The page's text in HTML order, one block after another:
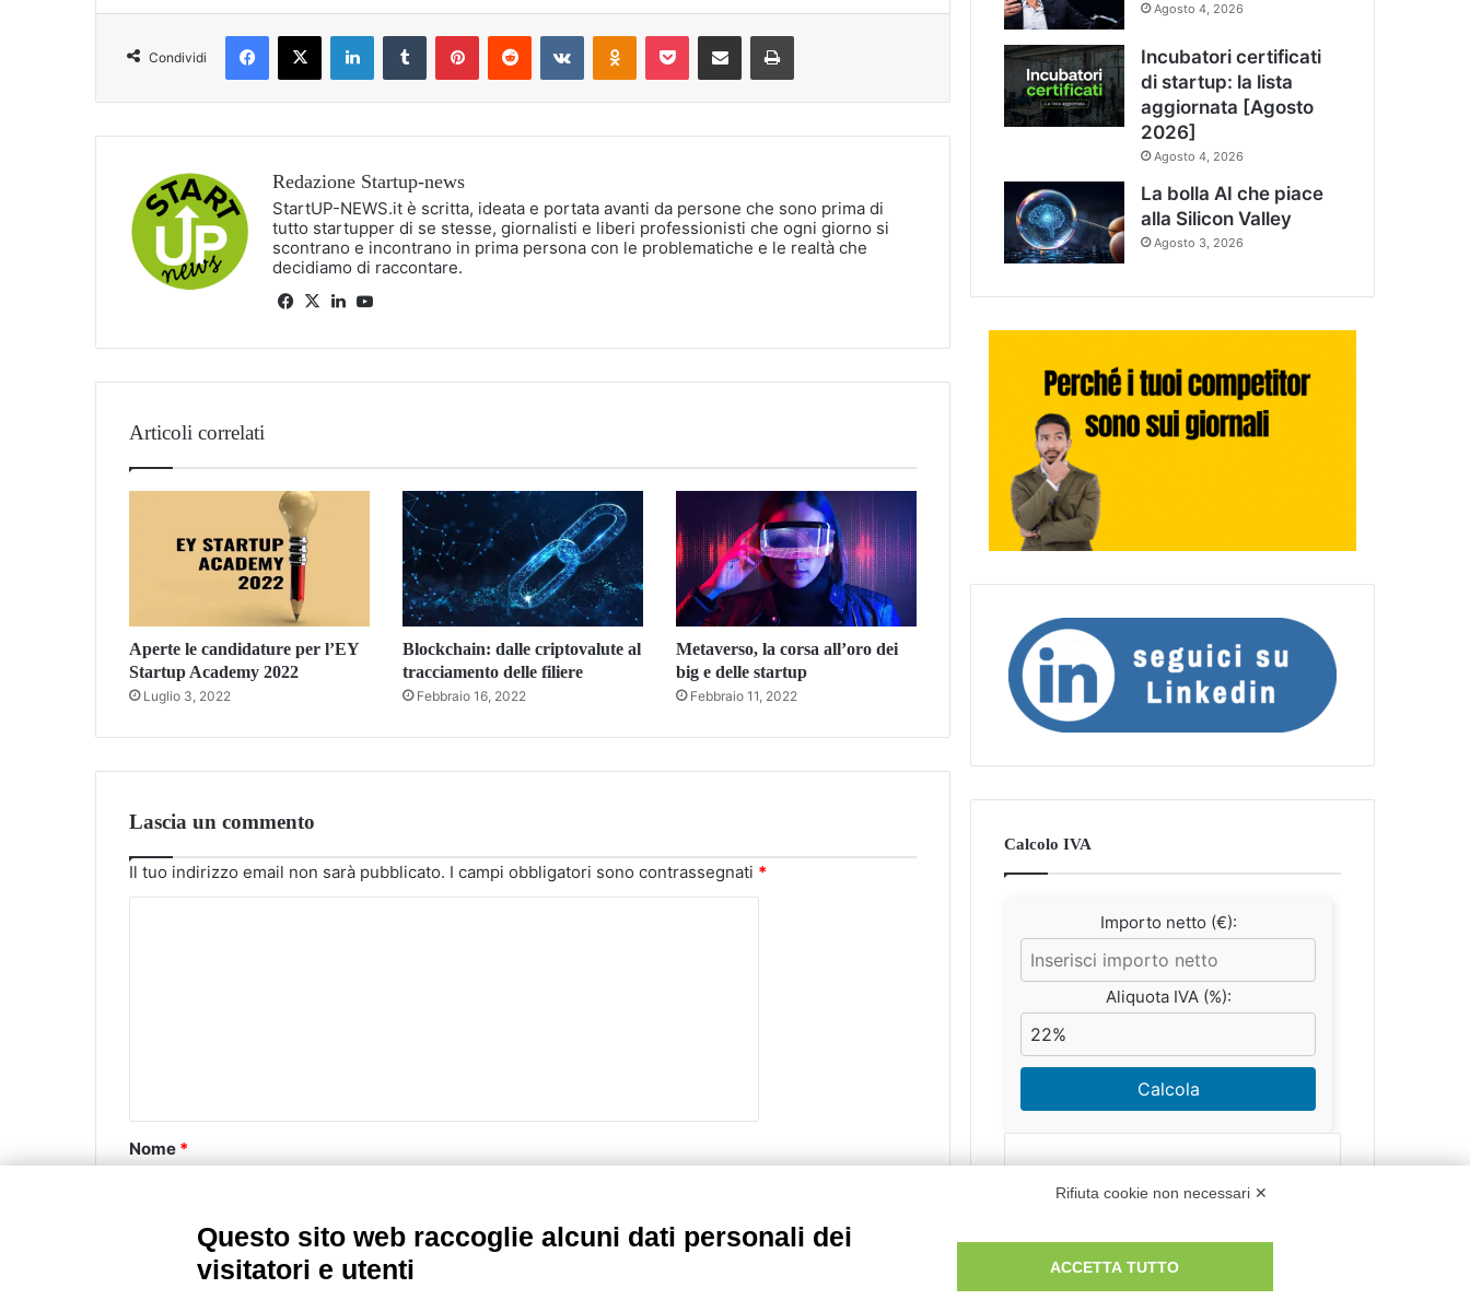
Condividi
Facebook
X LinkedInTumblrPinterestRedditVKontakteOdnoklassniki
PocketCondividi via Email Stampa
Redazione Startup-news
StartUP-NEWS.it è scritta, ideata e portata avanti da persone che sono prima di
tutto startupper di se stesse, giornalisti e liberi professionisti che ogni giorno si
scontrano e incontrano in prima persona con le problematiche e le realtà che
decidiamo di raccontare.
Facebook
X LinkedIn
Articoli correlati
Aperte le candidature per l’EY
Startup Academy 2022
Luglio 3, 2022
Blockchain: dalle criptovalute al
tracciamento delle filiere
Febbraio 16, 2022
Metaverso, la corsa all’oro dei
big e delle startup
Febbraio 11, 2022
Lascia un commento
Il tuo indirizzo email non sarà pubblicato. I campi obbligatori sono contrassegnati *
o
Nome *
Sito web
Agosto 4, 2026
Incubatori certificati
di startup: la lista
aggiornata [Agosto
2026]
Agosto 4, 2026
La bolla AI che piace
alla Silicon Valley
Agosto 3, 2026
Calcolo IVA
Importo netto (€):
Aliquota IVA (%):
Calcola
Rifiuta cookie non necessari ✕
Questo sito web raccoglie alcuni dati personali dei
visitatori e utenti
ACCETTA TUTTO